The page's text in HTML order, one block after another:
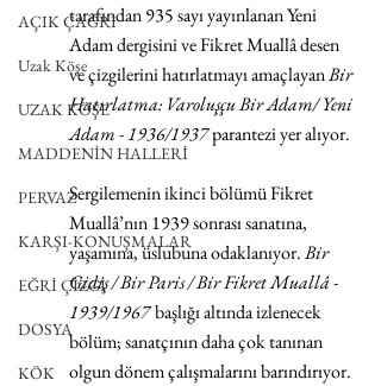
AÇIK ÇAĞRI
Uzak Köşe
UZAK KÖŞE
MADDENİN HALLERİ
PERVAZ
KARŞI-KONUŞMALAR
EĞRİ ÇİZGİ
DOSYA
KÖK
tarafından 935 sayı yayınlanan Yeni
Adam dergisini ve Fikret Muallâ desen
ve çizgilerini hatırlatmayı amaçlayan Bir
Hatırlatma: Varoluşçu Bir Adam/ Yeni
Adam - 1936/1937 parantezi yer alıyor.
Sergilemenin ikinci bölümü Fikret
Muallâ’nın 1939 sonrası sanatına,
yaşamına, üslubuna odaklanıyor. Bir
Gidiş / Bir Paris / Bir Fikret Muallâ -
1939/1967başlığı altında izlenecek
bölüm; sanatçının daha çok tanınan
olgun dönem çalışmalarını barındırıyor.